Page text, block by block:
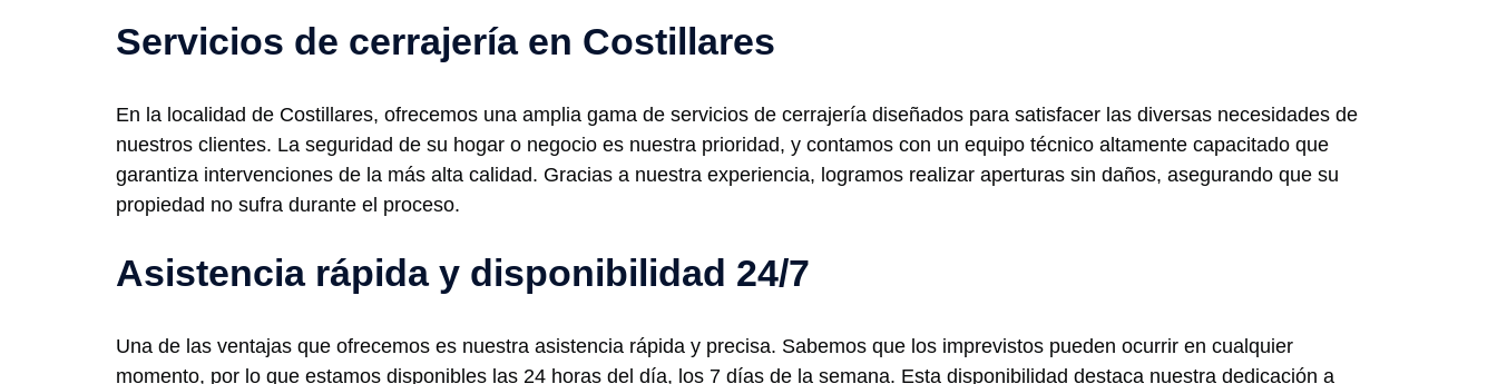
Servicios de cerrajería en Costillares
En la localidad de Costillares, ofrecemos una amplia gama de servicios de cerrajería diseñados para satisfacer las diversas necesidades de
nuestros clientes. La seguridad de su hogar o negocio es nuestra prioridad, y contamos con un equipo técnico altamente capacitado que
garantiza intervenciones de la más alta calidad. Gracias a nuestra experiencia, logramos realizar aperturas sin daños, asegurando que su
propiedad no sufra durante el proceso.
Asistencia rápida y disponibilidad 24/7
Una de las ventajas que ofrecemos es nuestra asistencia rápida y precisa. Sabemos que los imprevistos pueden ocurrir en cualquier
momento, por lo que estamos disponibles las 24 horas del día, los 7 días de la semana. Esta disponibilidad destaca nuestra dedicación a